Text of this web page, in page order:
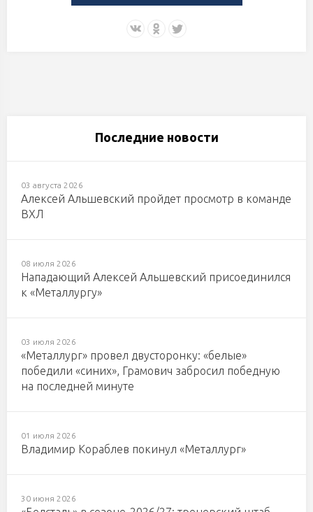
Последние новости
03 августа 2026
Алексей Альшевский пройдет просмотр в команде
ВХЛ
08 июля 2026
Нападающий Алексей Альшевский присоединился
к «Металлургу»
03 июля 2026
«Металлург» провел двусторонку: «белые»
победили «синих», Грамович забросил победную
на последней минуте
01 июля 2026
Владимир Кораблев покинул «Металлург»
30 июня 2026